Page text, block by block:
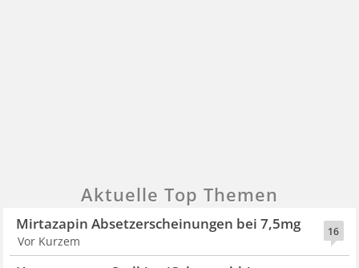
Aktuelle Top Themen
16
Mirtazapin Absetzerscheinungen bei 7,5mg
Vor Kurzem